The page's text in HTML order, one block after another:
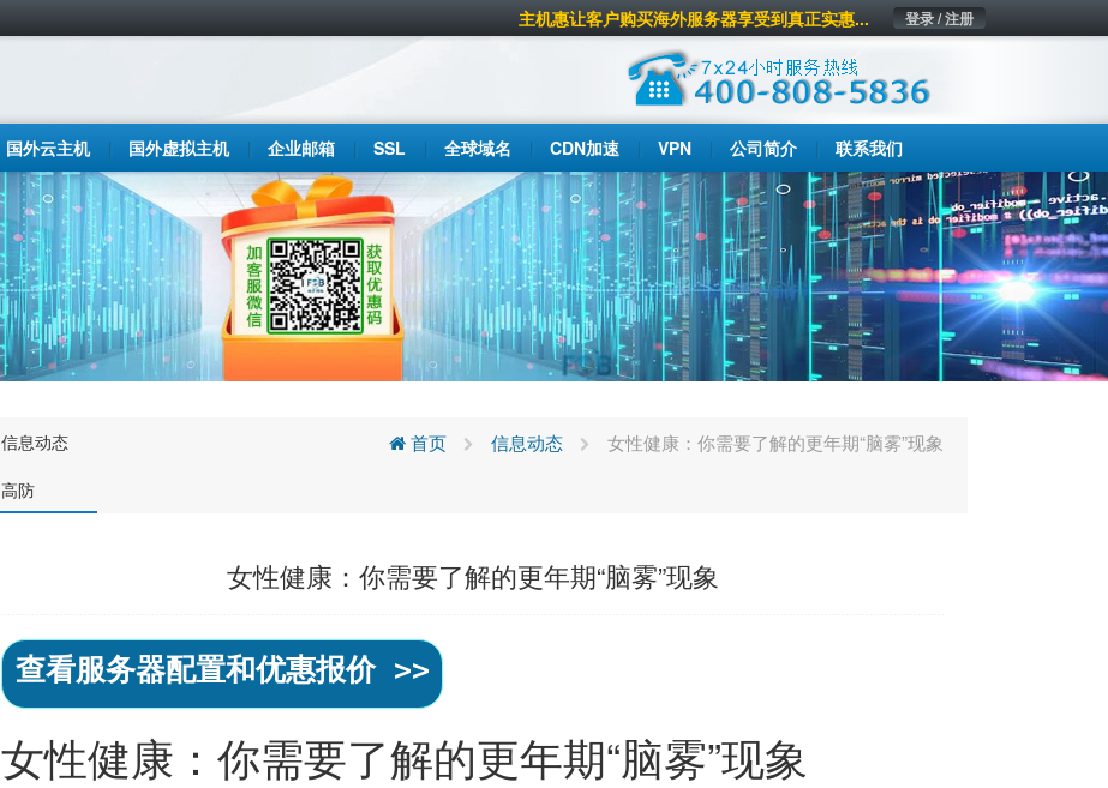
登录 / 注册
主机惠让客户购买海外服务器享受到真正实惠...
国外云主机 国外虚拟主机 企业邮箱 SSL 全球域名 CDN加速 VPN 公司简介 联系我们
信息动态
高防
首页 信息动态 女性健康：你需要了解的更年期“脑雾”现象
女性健康：你需要了解的更年期“脑雾”现象
查看服务器配置和优惠报价 >>
女性健康：你需要了解的更年期“脑雾”现象